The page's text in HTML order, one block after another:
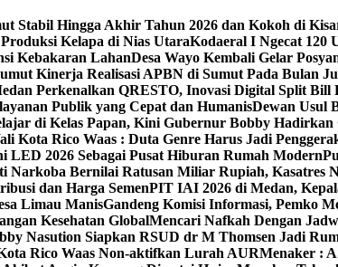
Stabil Hingga Akhir Tahun 2026 dan Kokoh di
Kelapa di Nias UtaraKodaeral I Ngecat 120
Kebakaran LahanDesa Wayo Kembali Gelar
Kinerja Realisasi APBN di Sumut Pada Bulan
Perkenalkan QRESTO, Inovasi Digital Split
Publik yang Cepat dan HumanisDewan Usul
di Kelas Papan, Kini Gubernur Bobby Hadirkan
Kota Rico Waas : Duta Genre Harus Jadi
2026 Sebagai Pusat Hiburan Rumah Modern
Narkoba Bernilai Ratusan Miliar Rupiah, Kasatres
dan Harga SemenPIT IAI 2026 di Medan,
Limau ManisGandeng Komisi Informasi, Pemko
Kesehatan GlobalMencari Nafkah Dengan
Nasution Siapkan RSUD dr M Thomsen Jadi
Rico Waas Non-aktifkan Lurah AURMenaker :